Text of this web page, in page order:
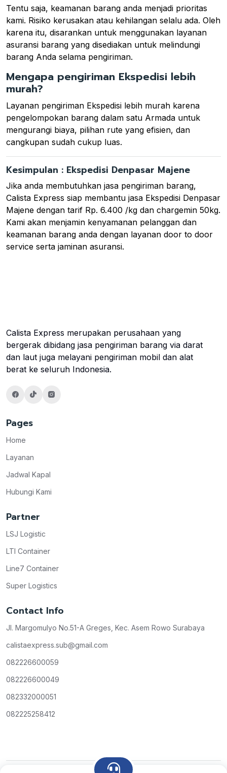
Tentu saja, keamanan barang anda menjadi prioritas
kami. Risiko kerusakan atau kehilangan selalu ada. Oleh
karena itu, disarankan untuk menggunakan layanan
asuransi barang yang disediakan untuk melindungi
barang Anda selama pengiriman.
Mengapa pengiriman Ekspedisi lebih
murah?
Layanan pengiriman Ekspedisi lebih murah karena
pengelompokan barang dalam satu Armada untuk
mengurangi biaya, pilihan rute yang efisien, dan
cangkupan sudah cukup luas.
Kesimpulan : Ekspedisi Denpasar Majene
Jika anda membutuhkan jasa pengiriman barang,
Calista Express siap membantu jasa Ekspedisi Denpasar
Majene dengan tarif Rp. 6.400 /kg dan chargemin 50kg.
Kami akan menjamin kenyamanan pelanggan dan
keamanan barang anda dengan layanan door to door
service serta jaminan asuransi.
Calista Express merupakan perusahaan yang
bergerak dibidang jasa pengiriman barang via darat
dan laut juga melayani pengiriman mobil dan alat
berat ke seluruh Indonesia.
Pages
Home
Layanan
Jadwal Kapal
Hubungi Kami
Partner
LSJ Logistic
LTI Container
Line7 Container
Super Logistics
Contact Info
Jl. Margomulyo No.51-A Greges, Kec. Asem Rowo Surabaya
calistaexpress.sub@gmail.com
082226600059
082226600049
082332000051
082225258412